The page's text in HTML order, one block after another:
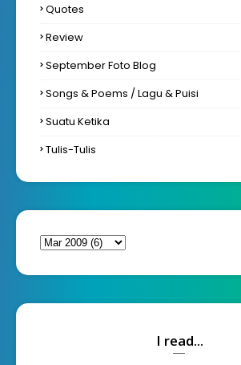
Quotes
Review
September Foto Blog
Songs & Poems / Lagu & Puisi
Suatu Ketika
Tulis-Tulis
I read...